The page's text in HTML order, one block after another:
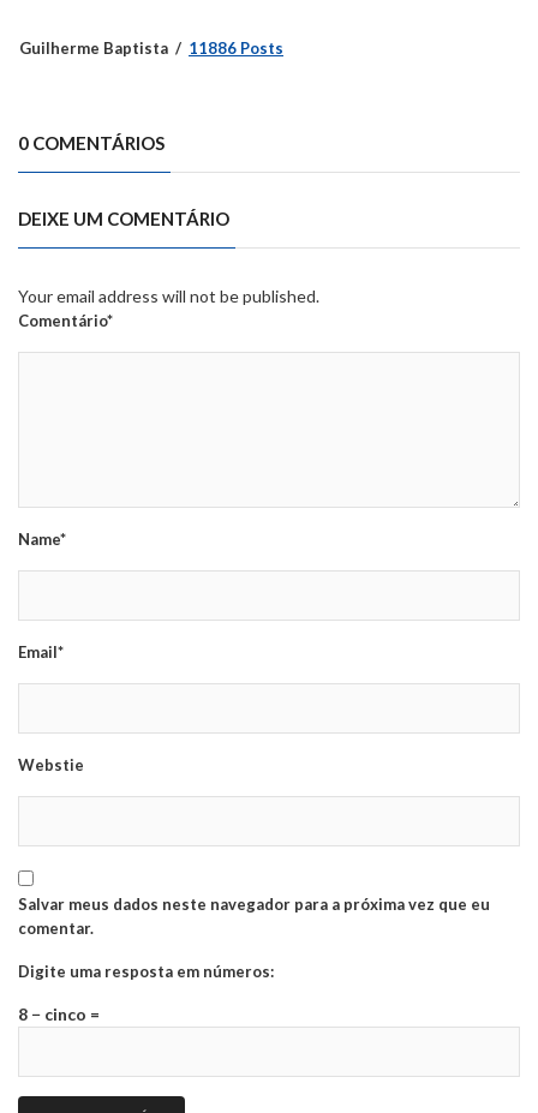
Guilherme Baptista 11886 Posts
0 COMENTÁRIOS
DEIXE UM COMENTÁRIO
Your email address will not be published.
Comentário*
Name*
Email*
Webstie
Salvar meus dados neste navegador para a próxima vez que eu
comentar.
Digite uma resposta em números:
8 − cinco =